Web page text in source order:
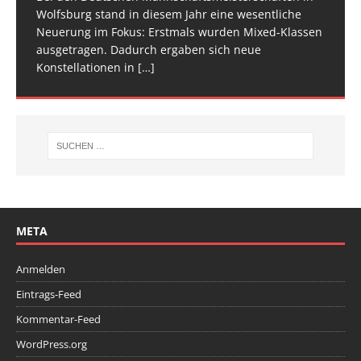
Wolfsburg stand in diesem Jahr eine wesentliche
Neuerung im Fokus: Erstmals wurden Mixed-Klassen
ausgetragen. Dadurch ergaben sich neue
Konstellationen in […]
[…]
[…]
Spitze im Trampolinturnen in Biberach an der Riß
(Baden-Württemberg) zu einem hochkarätigen
Wettkampfwochenende: Am Samstag standen die
Deutschen[…]
META
Anmelden
Eintrags-Feed
Kommentar-Feed
WordPress.org